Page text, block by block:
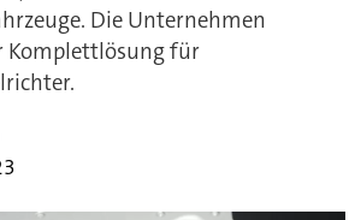
Die Unternehmen
Komplettlösung für